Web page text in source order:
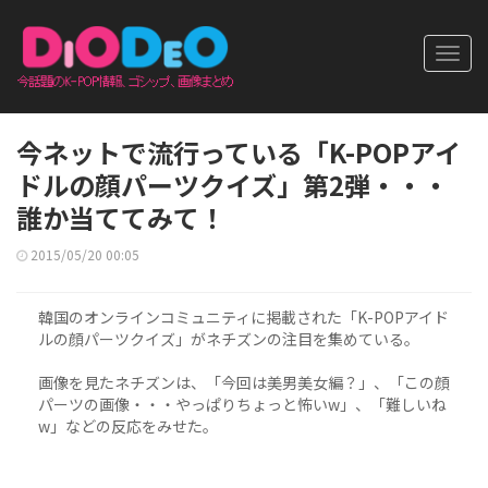
今ネットで流行っている「K-POPアイ
ドルの顔パーツクイズ」第2弾・・・
誰か当ててみて！
2015/05/20 00:05
韓国のオンラインコミュニティに掲載された「K-POPアイド
ルの顔パーツクイズ」がネチズンの注目を集めている。
画像を見たネチズンは、「今回は美男美女編？」、「この顔
パーツの画像・・・やっぱりちょっと怖いw」、「難しいね
w」などの反応をみせた。